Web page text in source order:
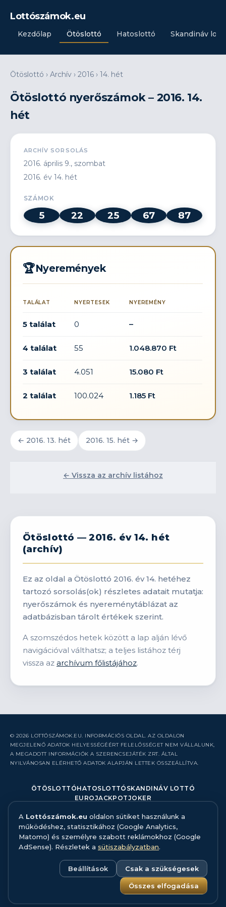
Lottószámok.eu
Kezdőlap Ötöslottó Hatoslottó Skandináv
Ötöslottó › Archív › 2016 › 14. hét
Ötöslottó nyerőszámok – 2016. 14.
hét
ARCHÍV SORSOLÁS
2016. április 9., szombat
2016. év 14. hét
SZÁMOK
5 22 25 67 87
🏆Nyeremények
TALÁLAT NYERTESEK NYEREMÉNY
5 találat 0 –
4 találat 55 1.048.870 Ft
3 találat 4.051 15.080 Ft
2 találat 100.024 1.185 Ft
← 2016. 13. hét 2016. 15. hét →
← Vissza az archív listához
Ötöslottó — 2016. év 14. hét
(archív)
Ez az oldal a Ötöslottó 2016. év 14. hetéhez
tartozó sorsolás(ok) részletes adatait mutatja:
nyerőszámok és nyereménytáblázat az
adatbázisban tárolt értékek szerint.
A szomszédos hetek között a lap alján lévő
navigációval válthatsz; a teljes listához térj
vissza az archívum főlistájához.
© 2026 LOTTÓSZÁMOK.EU. INFORMÁCIÓS OLDAL. AZ OLDALON
MEGJELENŐ ADATOK HELYESSÉGÉÉRT FELELŐSSÉGET NEM VÁLLALUNK,
A MEGADOTT INFORMÁCIÓK A SZERENCSEJÁTÉK ZRT. ÁLTAL
NYILVÁNOSAN ELÉRHETŐ ADATOK ALAPJÁN LETTEK ÖSSZEÁLLÍTVA.
ÖTÖSLOTTÓHATOSLOTTÓ SKANDINÁV LOTTÓ
EUROJACKPOTJOKER
RÓLUNK
KAPCSOLAT
HIBABEJELENTÉS
ADATFORRÁS ÉS MÓDSZERTAN
ADATKEZELÉS
SÜTISZABÁLYZAT
A Lottószámok.eu oldalon sütiket használunk a
működéshez, statisztikához (Google Analytics,
Matomo) és személyre szabott reklámokhoz (Google
AdSense). Részletek a sütiszabályzatban.
Beállítások Csak a szükségesek
Összes elfogadása